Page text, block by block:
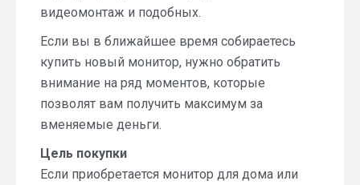
видеомонтаж и подобных.
Если вы в ближайшее время собираетесь
купить новый монитор, нужно обратить
внимание на ряд моментов, которые
позволят вам получить максимум за
вменяемые деньги.
Цель покупки
Если приобретается монитор для дома или